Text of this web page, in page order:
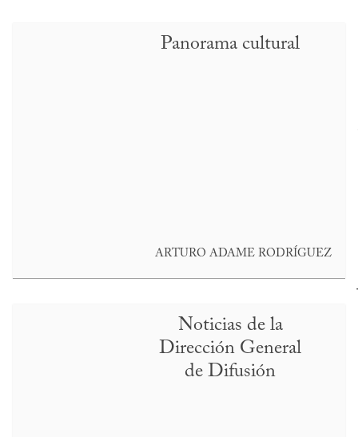
Panorama cultural
ARTURO ADAME RODRÍGUEZ
Noticias de la
Dirección General
de Difusión